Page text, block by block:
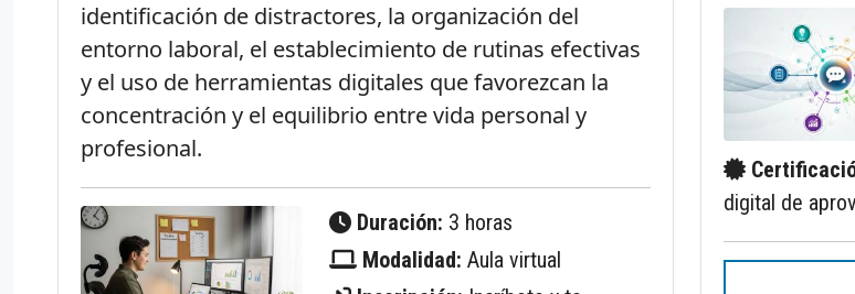
identificación de distractores, la organización del
entorno laboral, el establecimiento de rutinas efectivas
y el uso de herramientas digitales que favorezcan la
concentración y el equilibrio entre vida personal y
profesional.
Duración: 3 horas
Modalidad: Aula virtual
digital de